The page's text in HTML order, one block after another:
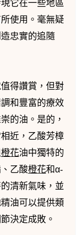
它在一些地區
使用。毫無疑
忠實的追隨
得讚賞，但對
和豐富的療效
的油。是的，
近，乙酸芳樟
橙花油中獨特的
乙酸橙花和α-
清新氣味，並
油可以提供類
決定成敗。